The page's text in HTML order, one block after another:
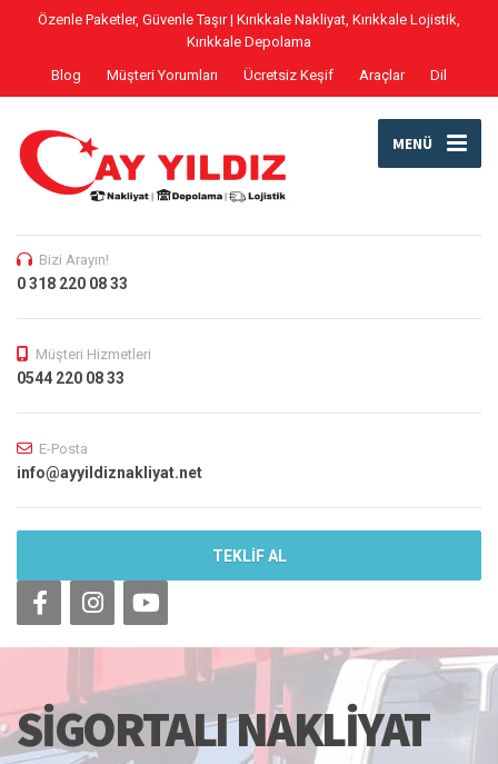
Özenle Paketler, Güvenle Taşır | Kırıkkale Nakliyat, Kırıkkale Lojistik,
Kırıkkale Depolama
Blog
Müşteri Yorumları Ücretsiz Keşif Araçlar Dil
MENÜ
Bizi Arayın!
0 318 220 08 33
Müşteri Hizmetleri
0544 220 08 33
E-Posta
info@ayyildiznakliyat.net
TEKLİF AL
SIGORTALI NAKLIYAT